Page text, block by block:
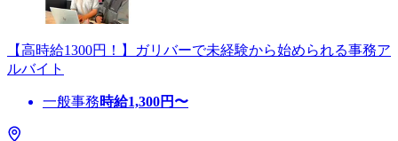
【高時給1300円！】ガリバーで未経験から始められる事務ア
ルバイト
一般事務時給1,300円〜